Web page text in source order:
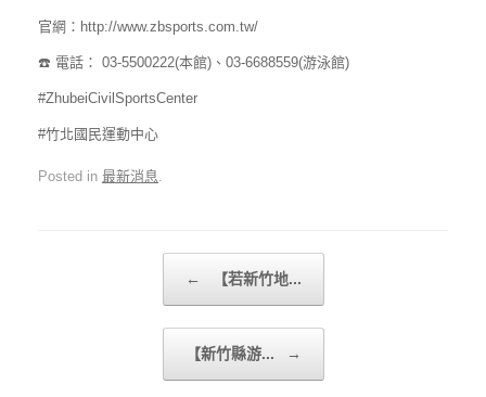
官網：http://www.zbsports.com.tw/
☎️ 電話： 03-5500222(本館)、03-6688559(游泳館)
#ZhubeiCivilSportsCenter
#竹北國民運動中心
Posted in 最新消息.
← 【若新竹地...
【新竹縣游... →